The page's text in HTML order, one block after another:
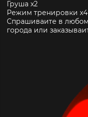
Грушаx2
Режим тренировки x4
Спрашиваите в
города или